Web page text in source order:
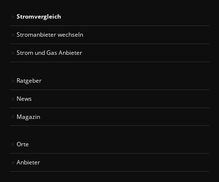
Stromvergleich
Stromanbieter wechseln
Strom und Gas Anbieter
Ratgeber
News
Magazin
Orte
Anbieter